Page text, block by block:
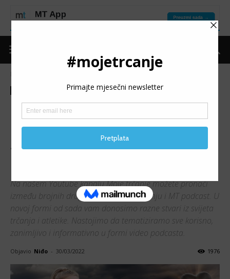
Moje trčanje Razgovor
MT PODCAST: Kristina
Hendel u procesu promjene
sportskog državljanstva
Na našem Youtube kanalu Moje trčanje možete pronaći
između brojnih drugih materijala o trčanju i MT podcast. U
novoj formi od sada vam donosimo razne stvari iz svijeta
trčanja i atletike. Nastojimo da tematiziramo sve korisno,
zanimljivo i informativno u formi video podcasta.
Objavio Niđo - 30/03/2022 1976